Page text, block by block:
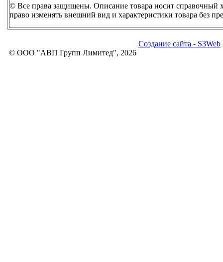
© Все права защищены. Описание товара носит справочный
право изменять внешний вид и характеристики товара без
© ООО "АВП Групп Лимитед", 2026
Создание сайта - S3Web